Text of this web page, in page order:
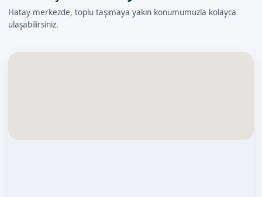
Hatay merkezde, toplu taşımaya yakın konumumuzla kolayca
ulaşabilirsiniz.